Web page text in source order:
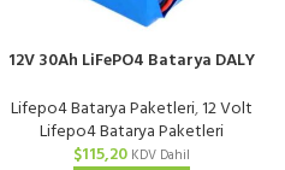
12V 30Ah LiFePO4 Batarya DALY
Lifepo4 Batarya Paketleri,12 Volt
Lifepo4 Batarya Paketleri
$115,20 KDV Dahil